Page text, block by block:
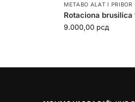
METABO ALAT I PRIBOR
Rotaciona
9.000,00 рсд